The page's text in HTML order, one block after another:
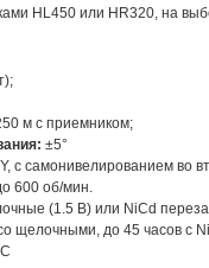
HL450 или HR320, на
м с приемником;
±5°
с самонивелированием во
600 об/мин.
(1.5 В) или NiCd
щелочными, до 45 часов с